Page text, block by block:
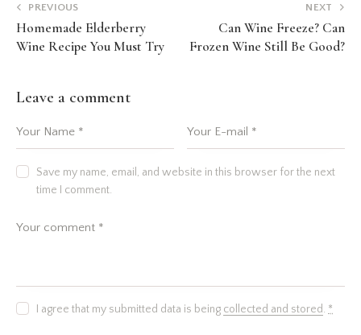
PREVIOUS
Homemade Elderberry
Wine Recipe You Must Try
NEXT
Can Wine Freeze? Can
Frozen Wine Still Be Good?
Leave a comment
Save my name, email, and website in this browser for the next
time I comment.
I agree that my submitted data is being collected and stored. *